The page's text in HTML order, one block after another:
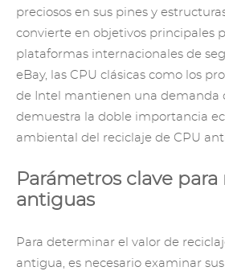
preciosos en sus pines y
convierte en objetivos principales
plataformas internacionales de
eBay, las CPU clásicas como los
de Intel mantienen una demanda
demuestra la doble importancia
ambiental del reciclaje de CPU
Parámetros clave para
antiguas
Para determinar el valor de
antigua, es necesario examinar